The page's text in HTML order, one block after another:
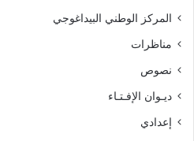
المركز الوطني البيداغوجي
مناظرات
نصوص
ديـوان الإفـتـاء
إعدادي